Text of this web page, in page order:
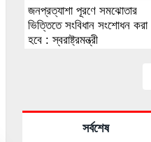
জনপ্রত্যাশা পূরণে সমঝোতার
ভিত্তিতে সংবিধান সংশোধন করা
হবে : স্বরাষ্ট্রমন্ত্রী
সর্বশেষ